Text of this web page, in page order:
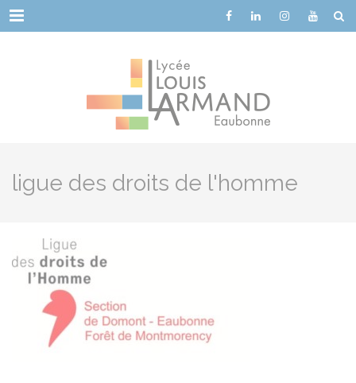
Menu
ligue des droits de l'homme
Cookies management panel